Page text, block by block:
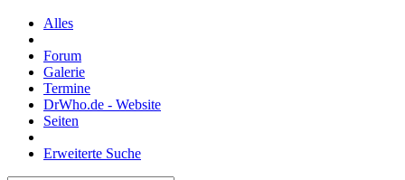
Alles
Forum
Galerie
Termine
DrWho.de - Website
Seiten
Erweiterte Suche